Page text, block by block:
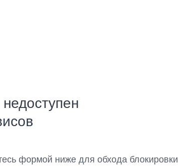
формой ниже для обхода блокировки